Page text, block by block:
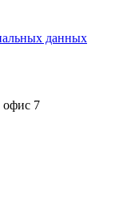
данных
офис 7